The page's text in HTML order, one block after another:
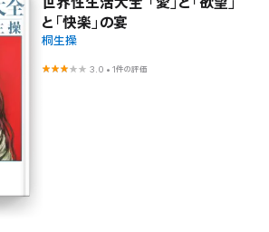
と「快楽」の宴
桐生操
3.0 •1件の評価